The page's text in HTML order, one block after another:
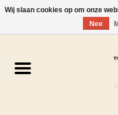
NL-EN
Wij slaan cookies op om onze
Nee